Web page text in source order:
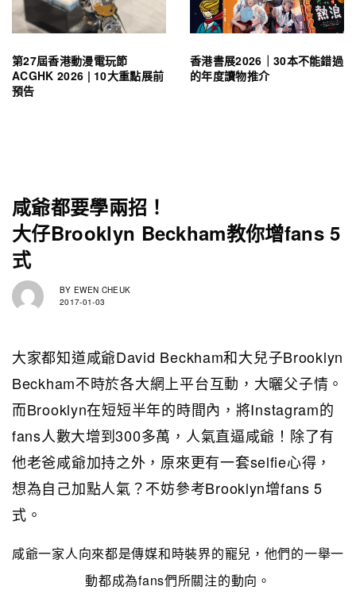
第27屆香港動漫電玩節
ACGHK 2026 | 10大重點展前
預告
香港書展2026｜30本不能錯過
的年度讀物推介
咸爺都要學兩招！
大仔Brooklyn Beckham教你增fans 5
式
BY EWEN CHEUK
2017-01-03
大家都知道咸爺David Beckham和大兒子Brooklyn
Beckham不時於各大網上平台互動，大曬父子情。
而Brooklyn在短短半年的時間內，將Instagram的
fans人數大增到300多萬，人氣直逼咸爺！除了有
他老爸咸爺加持之外，原來更有一套selfie心得，
想為自己加點人氣？不妨參考Brooklyn增fans 5
式。
咸爺一家人向來都是傳媒和時裝界的寵兒，他們的一舉一
動都成為fans們所關注的動向。